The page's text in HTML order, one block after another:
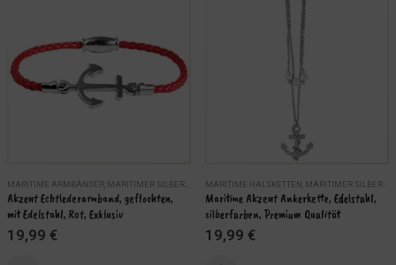
MARITIME ARMBÄNDER MARITIMER SILBERSCHMUCK ,SCHMUCK
Akzent Echtlederarmband, geflochten,
mit Edelstahl, Rot, Exklusiv
19,99 €
MARITIME HALSKETTEN MARITIMER SILBERSCHMUCK
Maritime Akzent Ankerkette, Edelstahl,
silberfarben, Premium Qualität
19,99 €